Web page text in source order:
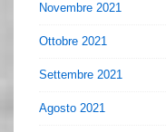
Novembre 2021
Ottobre 2021
Settembre 2021
Agosto 2021